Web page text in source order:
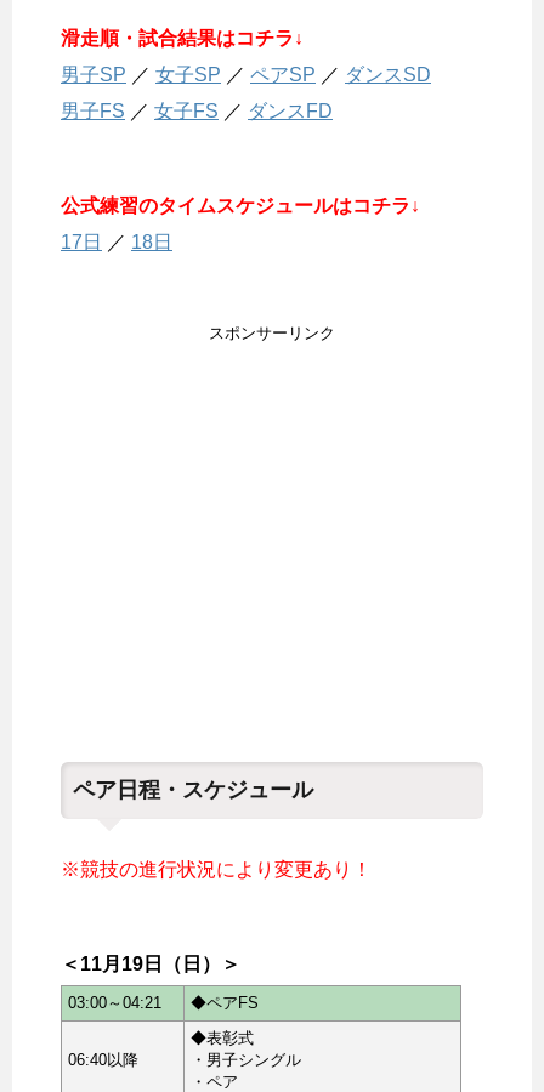
滑走順・試合結果はコチラ↓
男子SP ／ 女子SP ／ ペアSP ／ ダンスSD
男子FS ／ 女子FS ／ ダンスFD
公式練習のタイムスケジュールはコチラ↓
17日
／ 18日
スポンサーリンク
ペア日程・スケジュール
※競技の進行状況により変更あり！
＜11月19日（日）＞
03:00～04:21 ◆ペアFS
06:40以降
◆表彰式
・男子シングル
・ペア